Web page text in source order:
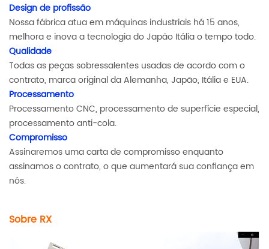
Design de profissão
Nossa fábrica atua em máquinas industriais há 15 anos,
melhora e inova a tecnologia do Japão Itália o tempo todo.
Qualidade
Todas as peças sobressalentes usadas de acordo com o
contrato, marca original da Alemanha, Japão, Itália e EUA.
Processamento
Processamento CNC, processamento de superfície especial,
processamento anti-cola.
Compromisso
Assinaremos uma carta de compromisso enquanto
assinamos o contrato, o que aumentará sua confiança em
nós.
Sobre RX